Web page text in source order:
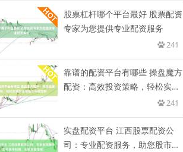
股票杠杆哪个平台最好 股票配资
专家为您提供专业配资服务
241
靠谱的配资平台有哪些 操盘魔方
配资：高效投资策略，轻松实现
241
实盘配资平台 江西股票配资公
司：专业配资服务，助您股市驰